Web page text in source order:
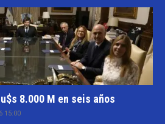
8.000 M en seis años
15:00